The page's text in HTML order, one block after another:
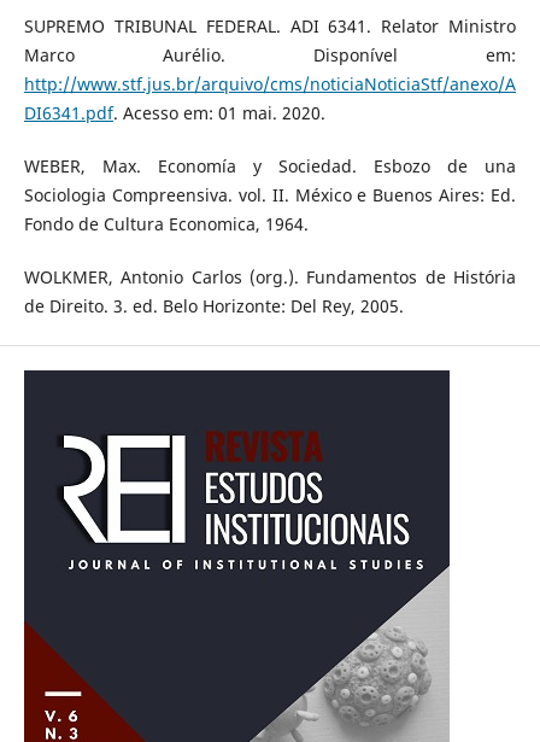
SUPREMO TRIBUNAL FEDERAL. ADI 6341. Relator Ministro
Marco Aurélio. Disponível em:
http://www.stf.jus.br/arquivo/cms/noticiaNoticiaStf/anexo/A
DI6341.pdf. Acesso em: 01 mai. 2020.
WEBER, Max. Economía y Sociedad. Esbozo de una
Sociologia Compreensiva. vol. II. México e Buenos Aires: Ed.
Fondo de Cultura Economica, 1964.
WOLKMER, Antonio Carlos (org.). Fundamentos de História
de Direito. 3. ed. Belo Horizonte: Del Rey, 2005.